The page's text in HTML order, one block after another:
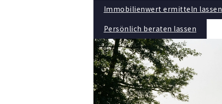
Immobilienwert ermitteln lassen
Persönlich beraten lassen